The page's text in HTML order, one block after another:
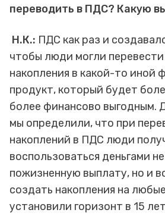
переводить в ПДС? Какую
Н.К.: ПДС как раз и
чтобы люди могли
накопления в какой-то иной
продукт, который будет
более финансово выгодным.
мы определили, что при
накоплений в ПДС люди
воспользоваться деньгами
пожизненную выплату, но и
создать накопления на
установили горизонт в 15